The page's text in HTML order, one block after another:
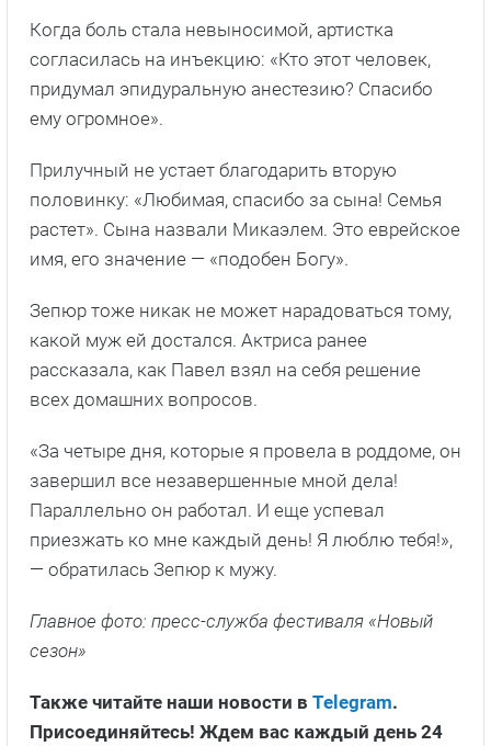
Когда боль стала невыносимой, артистка
согласилась на инъекцию: «Кто этот человек,
придумал эпидуральную анестезию? Спасибо
ему огромное».
Прилучный не устает благодарить вторую
половинку: «Любимая, спасибо за сына! Семья
растет». Сына назвали Микаэлем. Это еврейское
имя, его значение — «подобен Богу».
Зепюр тоже никак не может нарадоваться тому,
какой муж ей достался. Актриса ранее
рассказала, как Павел взял на себя решение
всех домашних вопросов.
«За четыре дня, которые я провела в роддоме, он
завершил все незавершенные мной дела!
Параллельно он работал. И еще успевал
приезжать ко мне каждый день! Я люблю тебя!»,
— обратилась Зепюр к мужу.
Главное фото: пресс-служба фестиваля «Новый
сезон»
Также читайте наши новости в Telegram.
Присоединяйтесь! Ждем вас каждый день 24